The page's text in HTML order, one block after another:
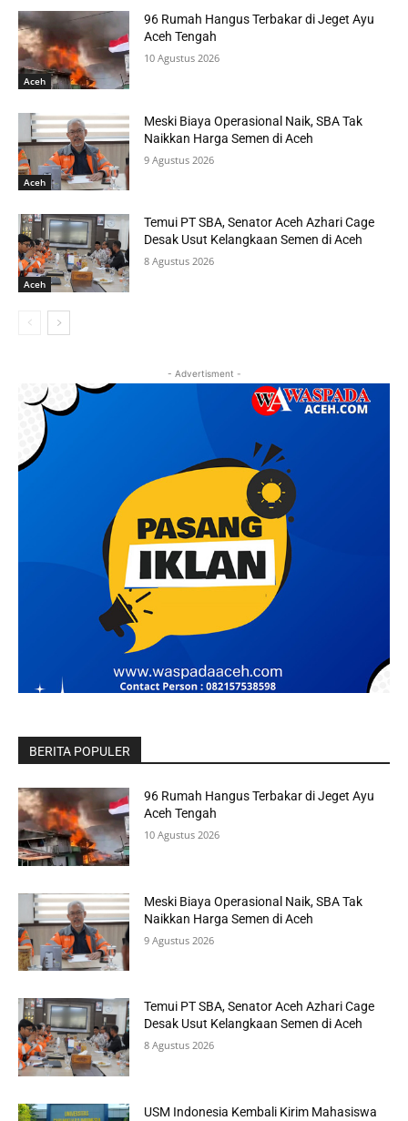
Aceh
96 Rumah Hangus Terbakar di Jeget Ayu
Aceh Tengah
10 Agustus 2026
Aceh
Meski Biaya Operasional Naik, SBA Tak
Naikkan Harga Semen di Aceh
9 Agustus 2026
Aceh
Temui PT SBA, Senator Aceh Azhari Cage
Desak Usut Kelangkaan Semen di Aceh
8 Agustus 2026
- Advertisment -
BERITA POPULER
96 Rumah Hangus Terbakar di Jeget Ayu
Aceh Tengah
10 Agustus 2026
Meski Biaya Operasional Naik, SBA Tak
Naikkan Harga Semen di Aceh
9 Agustus 2026
Temui PT SBA, Senator Aceh Azhari Cage
Desak Usut Kelangkaan Semen di Aceh
8 Agustus 2026
USM Indonesia Kembali Kirim Mahasiswa